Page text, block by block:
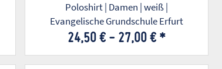
Poloshirt | Damen | weiß |
Evangelische Grundschule Erfurt
24,50 € - 27,00 € *